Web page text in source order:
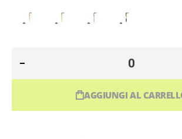
AGGIUNGI AL